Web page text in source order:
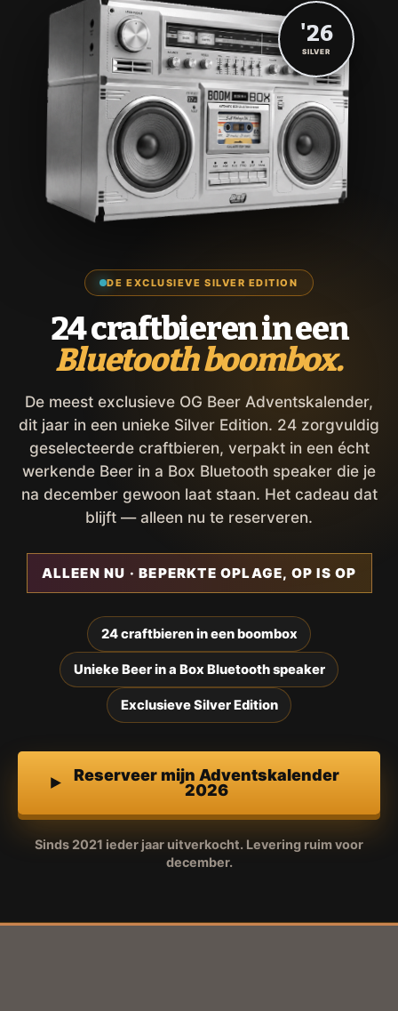
DE EXCLUSIEVE SILVER EDITION
24 craftbieren in een
Bluetooth boombox.
De meest exclusieve OG Beer Adventskalender,
dit jaar in een unieke Silver Edition. 24 zorgvuldig
geselecteerde craftbieren, verpakt in een écht
werkende Beer in a Box Bluetooth speaker die je
na december gewoon laat staan. Het cadeau dat
blijft — alleen nu te reserveren.
ALLEEN NU · BEPERKTE OPLAGE, OP IS OP
24 craftbieren in een boombox
Unieke Beer in a Box Bluetooth speaker
Exclusieve Silver Edition
Reserveer mijn Adventskalender
2026
Sinds 2021 ieder jaar uitverkocht. Levering ruim voor
december.
'26
SILVER